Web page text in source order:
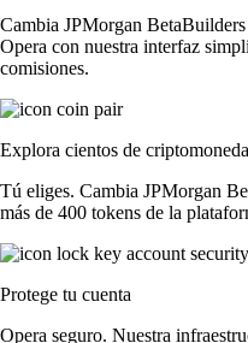
Cambia JPMorgan
Opera con nuestra interfaz
comisiones.
Explora cientos de
Tú eliges. Cambia JPMorgan
más de 400 tokens de la
Protege tu cuenta
Opera seguro. Nuestra